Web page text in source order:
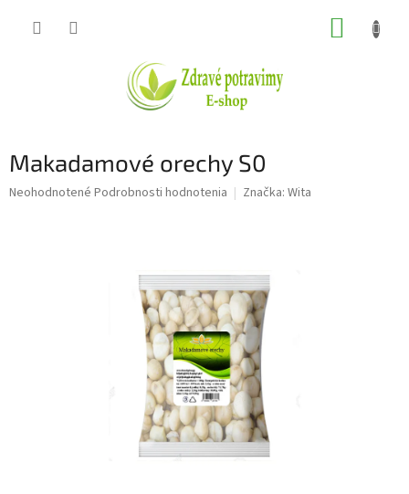
Makadamové orechy S0
Priemerné
Neohodnotené Podrobnosti hodnotenia Značka: Wita